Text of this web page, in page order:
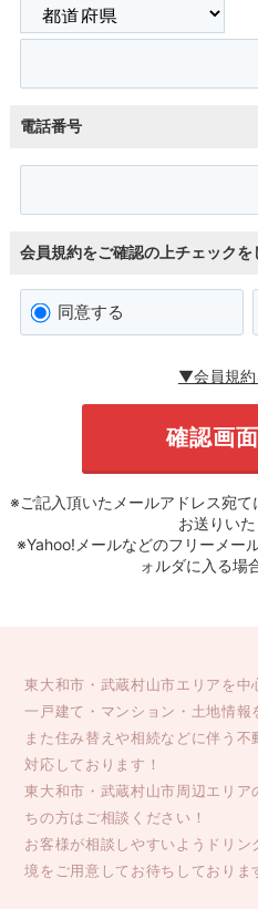
電話番号
会員規約をご確認の上チェックを
同意する
▼会員規
※ご記入頂いたメールアドレス宛
お送りいた
※Yahoo!メールなどのフリーメー
ォルダに入る場
東大和市・武蔵村山市エリアを中
一戸建て・マンション・土地情報
また住み替えや相続などに伴う不
対応しております！
東大和市・武蔵村山市周辺エリ
ちの方はご相談ください！
お客様が相談しやすいようドリ
境をご用意してお待ちしておりま